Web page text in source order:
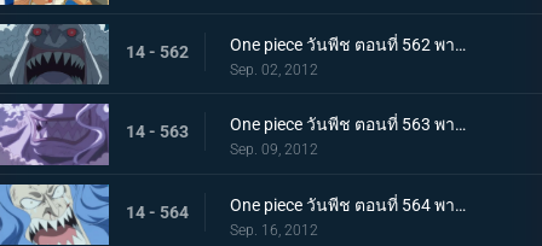
14 - 562 One piece วันพีช ตอนที่ 562 พากย์ไทย ลูฟี่พ่ายแพ้!? ถึงเวลาแก้แค้นของโฮดี้
Sep. 02, 2012
14 - 563 One piece วันพีช ตอนที่ 563 พากย์ไทย ความจริงที่น่าตกใจ! ตัวตนที่แท้จริงของโฮดี้!
Sep. 09, 2012
14 - 564 One piece วันพีช ตอนที่ 564 พากย์ไทย กลับสู่ศูนย์! คำขออันแรงกล้าต่อลูฟี่!
Sep. 16, 2012